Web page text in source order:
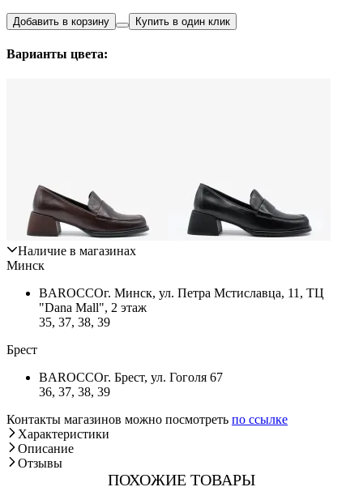
Добавить в корзину Купить в один клик
Варианты цвета:
Наличие в магазинах
Минск
BAROCCOг. Минск, ул. Петра Мстиславца, 11, ТЦ
"Dana Mall", 2 этаж
35, 37, 38, 39
Брест
BAROCCOг. Брест, ул. Гоголя 67
36, 37, 38, 39
Контакты магазинов можно посмотреть по ссылке
Характеристики
Описание
Отзывы
ПОХОЖИЕ ТОВАРЫ